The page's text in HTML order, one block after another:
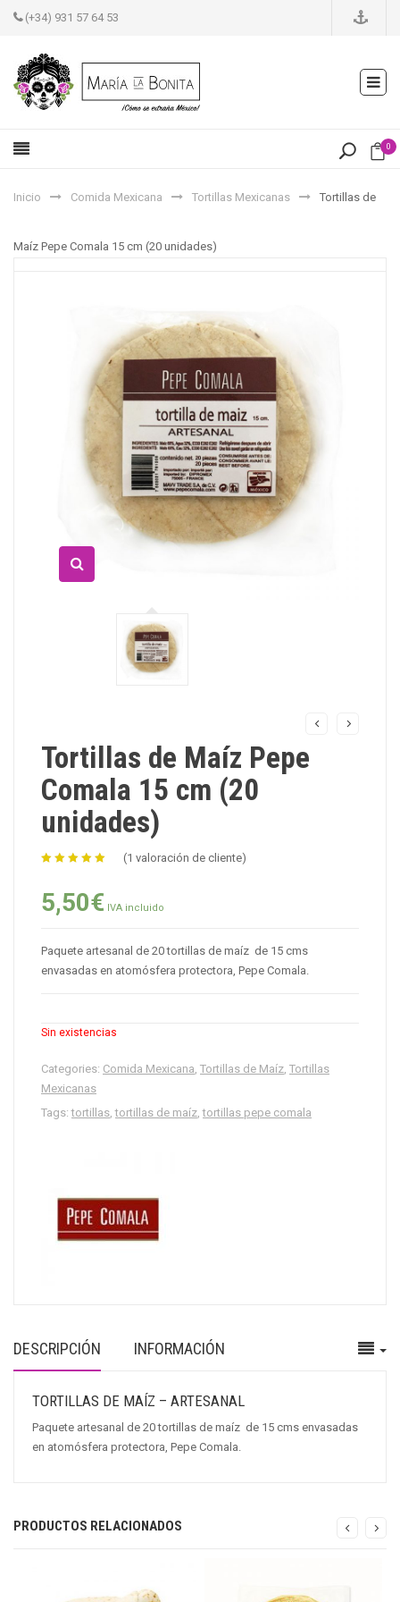
(+34) 931 57 64 53
0
Inicio Comida Mexicana Tortillas Mexicanas Tortillas de
Maíz Pepe Comala 15 cm (20 unidades)
Tortillas de Maíz Pepe
Comala 15 cm (20
unidades)
(1 valoración de cliente)
5,50€ IVA incluido
Paquete artesanal de 20 tortillas de maíz de 15 cms
envasadas en atomósfera protectora, Pepe Comala.
Sin existencias
Categories: Comida Mexicana, Tortillas de Maíz, Tortillas
Mexicanas
Tags:tortillas,tortillas de maíz,tortillas pepe comala
DESCRIPCIÓN INFORMACIÓN
TORTILLAS DE MAÍZ – ARTESANAL
Paquete artesanal de 20 tortillas de maíz de 15 cms envasadas
en atomósfera protectora, Pepe Comala.
PRODUCTOS RELACIONADOS